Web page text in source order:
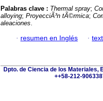
Palabras clave : Thermal spray;
alloying; ProyecciÃ³n tÃ©rmica;
aleaciones.
· resumen en Inglés ·
Dpto. de Ciencia de los Materiales,
++58-212-